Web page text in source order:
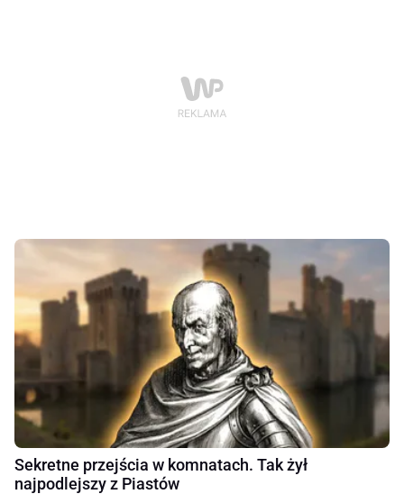
Sekretne przejścia w komnatach. Tak żył
najpodlejszy z Piastów